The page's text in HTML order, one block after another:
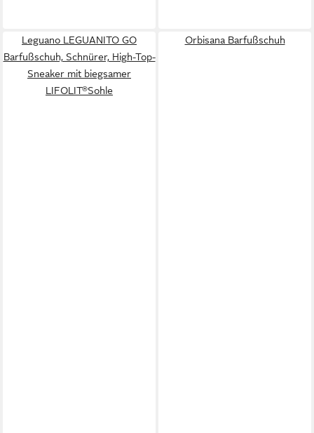
Leguano LEGUANITO GO
Barfußschuh, Schnürer, High-Top-
Sneaker mit biegsamer
LIFOLIT®Sohle
Orbisana Barfußschuh